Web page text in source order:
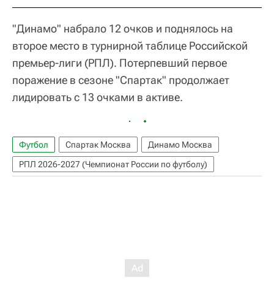
"Динамо" набрало 12 очков и поднялось на
второе место в турнирной таблице Российской
премьер-лиги (РПЛ). Потерпевший первое
поражение в сезоне "Спартак" продолжает
лидировать с 13 очками в активе.
Футбол Спартак Москва
Динамо Москва
РПЛ 2026-2027 (Чемпионат России по футболу)